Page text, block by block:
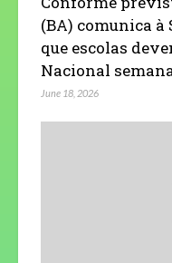
(BA) comunica à
que escolas
Nacional
June 18, 2026